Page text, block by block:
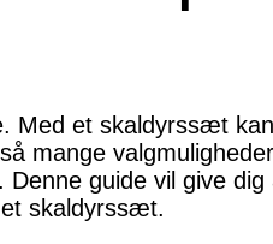
Med et skaldyrssæt
mange
guide vil give dig
skaldyrssæt.